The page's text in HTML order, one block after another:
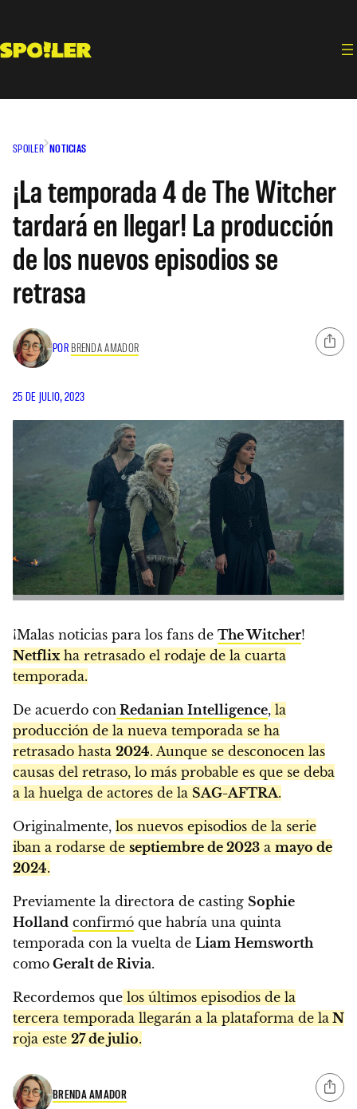
contenido
SPOILER NOTICIAS
¡La temporada 4 de The Witcher
tardará en llegar! La producción
de los nuevos episodios se
retrasa
POR BRENDA AMADOR
25 DE JULIO, 2023
¡Malas noticias para los fans de The Witcher!
Netflixha retrasado el rodaje de la cuarta
temporada.
De acuerdo con Redanian Intelligence, la
producción de la nueva temporada se ha
retrasado hasta 2024. Aunque se desconocen las
causas del retraso, lo más probable es que se deba
a la huelga de actores de la SAG-AFTRA.
Originalmente, los nuevos episodios de la serie
iban a rodarse de septiembre de 2023 a mayo de
2024.
Previamente la directora de casting Sophie
Holland confirmó que habría una quinta
temporada con la vuelta de Liam Hemsworth
como Geralt de Rivia.
Recordemos que los últimos episodios de la
tercera temporada llegarán a la plataforma de la N
roja este 27 de julio.
BRENDA AMADOR